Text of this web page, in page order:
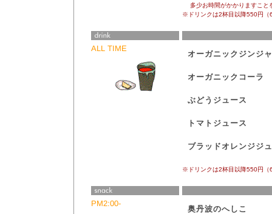
多少お時間がかかりますこと
※ドリンクは2杯目以降550円（
ALL TIME
オーガニックジンジ
オーガニックコーラ
ぶどうジュース
トマトジュース
ブラッドオレンジジ
※ドリンクは2杯目以降550円（
PM2:00-
奥丹波のへしこ